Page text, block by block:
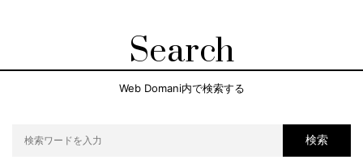
Search
Web Domani内で検索する
検索